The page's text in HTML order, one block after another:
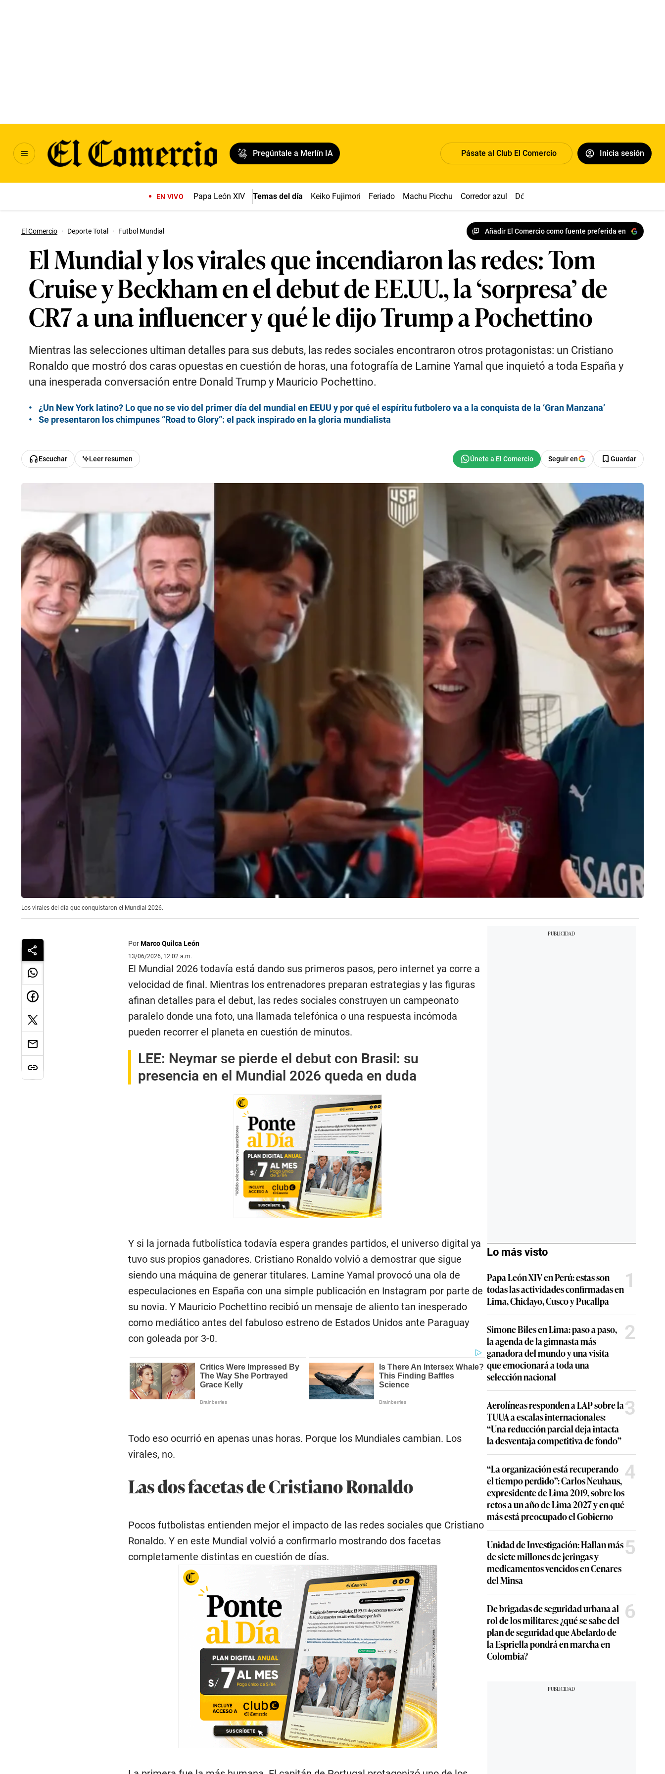
Pregúntale a Merlín IA Pásate al Club El Comercio Inicia sesión
EN VIVO Papa León XIV Temas del día Keiko Fujimori Feriado Machu Picchu Corredor azul Dólar
El Comercio · Deporte Total · Futbol Mundial Añadir El Comercio como fuente preferida en
El Mundial y los virales que incendiaron las redes: Tom
Cruise y Beckham en el debut de EE.UU., la ‘sorpresa’ de
CR7 a una influencer y qué le dijo Trump a Pochettino
Mientras las selecciones ultiman detalles para sus debuts, las redes sociales encontraron otros protagonistas: un Cristiano
Ronaldo que mostró dos caras opuestas en cuestión de horas, una fotografía de Lamine Yamal que inquietó a toda España y
una inesperada conversación entre Donald Trump y Mauricio Pochettino.
¿Un New York latino? Lo que no se vio del primer día del mundial en EEUU y por qué el espíritu futbolero va a la conquista de la ‘Gran Manzana’
Se presentaron los chimpunes “Road to Glory”: el pack inspirado en la gloria mundialista
Escuchar Leer resumen Seguir en Guardar
Los virales del día que conquistaron el Mundial 2026.
PorMarco Quilca León
13/06/2026, 12:02 a.m.
El Mundial 2026 todavía está dando sus primeros pasos, pero internet ya corre a
velocidad de final. Mientras los entrenadores preparan estrategias y las figuras
afinan detalles para el debut, las redes sociales construyen un campeonato
paralelo donde una foto, una llamada telefónica o una respuesta incómoda
pueden recorrer el planeta en cuestión de minutos.
LEE: Neymar se pierde el debut con Brasil: su
presencia en el Mundial 2026 queda en duda
Y si la jornada futbolística todavía espera grandes partidos, el universo digital ya
tuvo sus propios ganadores. Cristiano Ronaldo volvió a demostrar que sigue
siendo una máquina de generar titulares. Lamine Yamal provocó una ola de
especulaciones en España con una simple publicación en Instagram por parte de
su novia. Y Mauricio Pochettino recibió un mensaje de aliento tan inesperado
como mediático antes del fabuloso estreno de Estados Unidos ante Paraguay
con goleada por 3-0.
Todo eso ocurrió en apenas unas horas. Porque los Mundiales cambian. Los
virales, no.
Las dos facetas de Cristiano Ronaldo
Pocos futbolistas entienden mejor el impacto de las redes sociales que Cristiano
Ronaldo. Y en este Mundial volvió a confirmarlo mostrando dos facetas
completamente distintas en cuestión de días.
Lo más visto
Papa León XIV en Perú: estas son
todas las actividades confirmadas en
Lima, Chiclayo, Cusco y Pucallpa
1
Simone Biles en Lima: paso a paso,
la agenda de la gimnasta más
ganadora del mundo y una visita
que emocionará a toda una
selección nacional
2
Aerolíneas responden a LAP sobre la
TUUA a escalas internacionales:
“Una reducción parcial deja intacta
la desventaja competitiva de fondo”
3
“La organización está recuperando
el tiempo perdido”: Carlos Neuhaus,
expresidente de Lima 2019, sobre los
retos a un año de Lima 2027 y en qué
más está preocupado el Gobierno
4
Unidad de Investigación: Hallan más
de siete millones de jeringas y
medicamentos vencidos en Cenares
del Minsa
5
De brigadas de seguridad urbana al
rol de los militares: ¿qué se sabe del
plan de seguridad que Abelardo de
la Espriella pondrá en marcha en
Colombia?
6